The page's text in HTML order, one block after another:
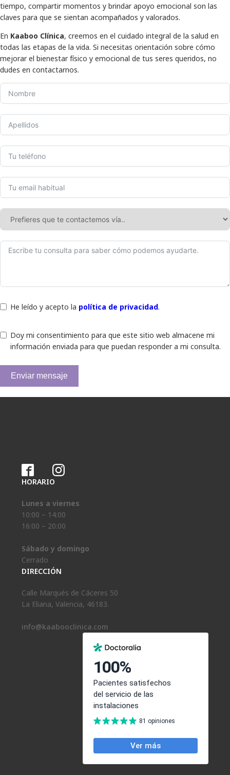
tiempo, compartir momentos y brindar apoyo emocional son las
claves para que se sientan acompañados y valorados.
En Kaaboo Clínica, creemos en el cuidado integral de la salud en
todas las etapas de la vida. Si necesitas orientación sobre cómo
mejorar el bienestar físico y emocional de tus seres queridos, no
dudes en contactarnos.
He leído y acepto la política de privacidad.
Doy mi consentimiento para que este sitio web almacene mi
información enviada para que puedan responder a mi consulta.
Enviar mensaje
HORARIO
Lunes a viernes
10:00 – 14:00
16:00 – 20:00
Sábado y domingo
Cerrado
DIRECCIÓN
Calle Marqués de Cáceres 50
La Eliana, Valencia, 46183.
info@kaabooclinica.com